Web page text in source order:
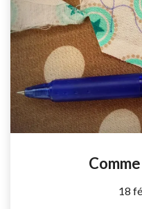
by
18